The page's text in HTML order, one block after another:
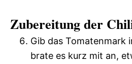
Zubereitung der
Gib das Tomatenmark
brate es kurz mit an,